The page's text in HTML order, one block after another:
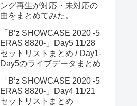
ング再生が対応・未対応の
曲をまとめてみた。
「B’z SHOWCASE 2020 -5
ERAS 8820-」Day5 11/28
セットリストまとめ / Day1-
Day5のライブデータまとめ
「B’z SHOWCASE 2020 -5
ERAS 8820-」Day4 11/21
セットリストまとめ